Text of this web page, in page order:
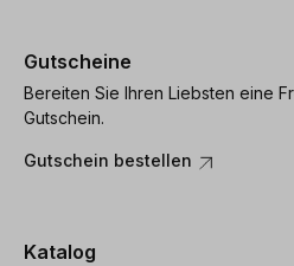
Gutscheine
Bereiten Sie Ihren Liebsten eine
Gutschein.
Gutschein bestellen
Katalog